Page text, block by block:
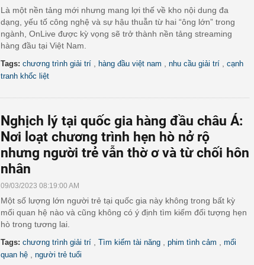
Là một nền tảng mới nhưng mang lợi thế về kho nội dung đa
dạng, yếu tố công nghệ và sự hậu thuẫn từ hai “ông lớn” trong
ngành, OnLive được kỳ vọng sẽ trở thành nền tảng streaming
hàng đầu tại Việt Nam.
Tags: chương trình giải trí hàng đầu việt nam nhu cầu giải trí
cạnh
tranh khốc liệt
Nghịch lý tại quốc gia hàng đầu châu Á:
Nơi loạt chương trình hẹn hò nở rộ
nhưng người trẻ vẫn thờ ơ và từ chối hôn
nhân
09/03/2023 08:19:00 AM
Một số lượng lớn người trẻ tại quốc gia này không trong bất kỳ
mối quan hệ nào và cũng không có ý định tìm kiếm đối tượng hẹn
hò trong tương lai.
Tags: chương trình giải trí Tìm kiếm tài năng phim tình cảm
mối
quan hệ
người trẻ tuổi